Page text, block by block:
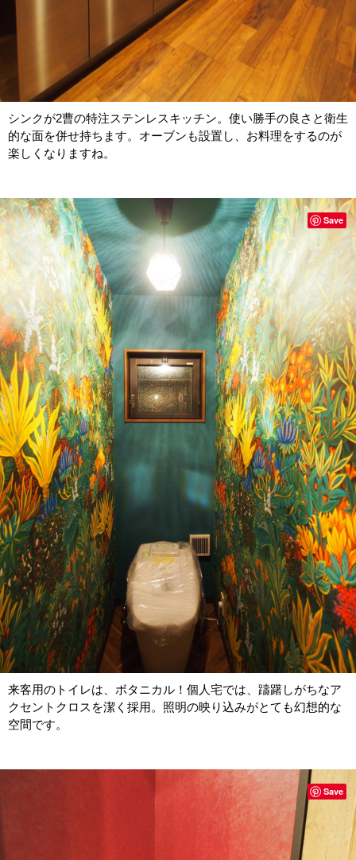
シンクが2曹の特注ステンレスキッチン。使い勝手の良さと衛生
的な面を併せ持ちます。オーブンも設置し、お料理をするのが
楽しくなりますね。
来客用のトイレは、ボタニカル！個人宅では、躊躇しがちなア
クセントクロスを潔く採用。照明の映り込みがとても幻想的な
空間です。
Save
Save